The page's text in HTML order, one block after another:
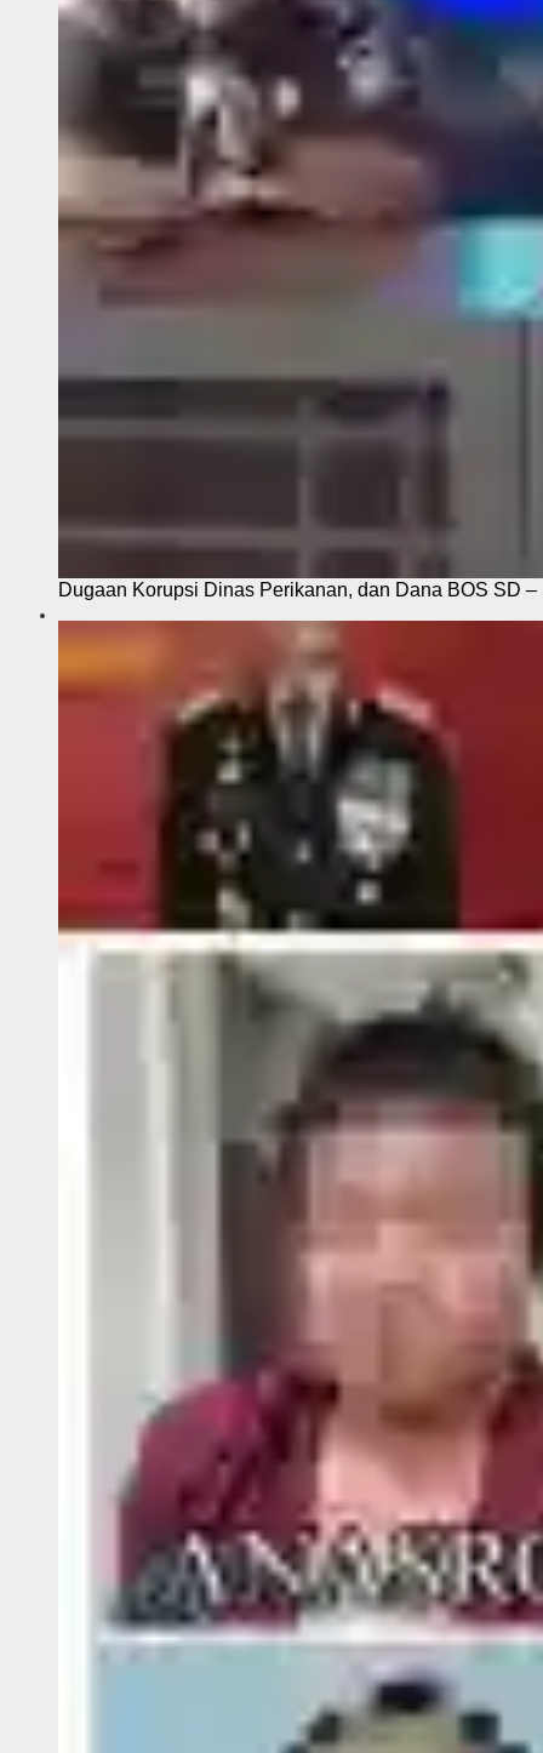
Dugaan Korupsi Dinas Perikanan, dan Dana BOS SD